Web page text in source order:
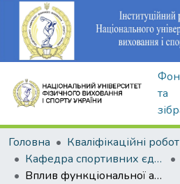
та
Головна
Кафедра спортивних єдиноборств та силових видів спорту
Вплив функціональної асиметрії на психофізіологічні особливості кікбоксерів